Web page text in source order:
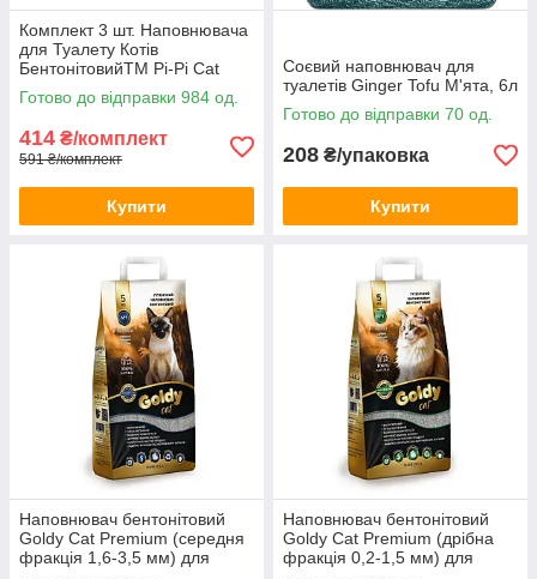
Комплект 3 шт. Наповнювача
для Туалету Котів
БентонітовийТМ Pi-Pi Cat
дрібна фракція
Готово до відправки 984 од.
414 ₴/комплект
591 ₴/комплект
Купити
Соєвий наповнювач для
туалетів Ginger Tofu М'ята, 6л
Готово до відправки 70 од.
208 ₴/упаковка
Купити
Наповнювач бентонітовий
Goldy Cat Premium (середня
фракція 1,6-3,5 мм) для
Наповнювач бентонітовий
Goldy Cat Premium (дрібна
фракція 0,2-1,5 мм) для